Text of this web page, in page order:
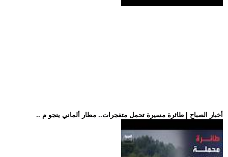
.. أخبار الصباح | طائرة مسيرة تحمل متفجرات.. مطار ألماني ينجو م